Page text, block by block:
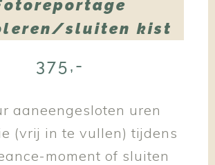
sluiten kist
375,-
aaneengesloten uren
(vrij in te vullen) tijdens
moment of sluiten